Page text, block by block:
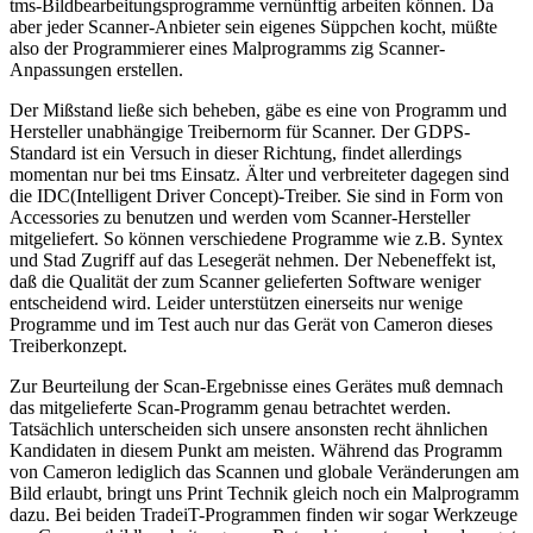
tms-Bildbearbeitungsprogramme vernünftig arbeiten können. Da
aber jeder Scanner-Anbieter sein eigenes Süppchen kocht, müßte
also der Programmierer eines Malprogramms zig Scanner-
Anpassungen erstellen.
Der Mißstand ließe sich beheben, gäbe es eine von Programm und
Hersteller unabhängige Treibernorm für Scanner. Der GDPS-
Standard ist ein Versuch in dieser Richtung, findet allerdings
momentan nur bei tms Einsatz. Älter und verbreiteter dagegen sind
die IDC(Intelligent Driver Concept)-Treiber. Sie sind in Form von
Accessories zu benutzen und werden vom Scanner-Hersteller
mitgeliefert. So können verschiedene Programme wie z.B. Syntex
und Stad Zugriff auf das Lesegerät nehmen. Der Nebeneffekt ist,
daß die Qualität der zum Scanner gelieferten Software weniger
entscheidend wird. Leider unterstützen einerseits nur wenige
Programme und im Test auch nur das Gerät von Cameron dieses
Treiberkonzept.
Zur Beurteilung der Scan-Ergebnisse eines Gerätes muß demnach
das mitgelieferte Scan-Programm genau betrachtet werden.
Tatsächlich unterscheiden sich unsere ansonsten recht ähnlichen
Kandidaten in diesem Punkt am meisten. Während das Programm
von Cameron lediglich das Scannen und globale Veränderungen am
Bild erlaubt, bringt uns Print Technik gleich noch ein Malprogramm
dazu. Bei beiden TradeiT-Programmen finden wir sogar Werkzeuge